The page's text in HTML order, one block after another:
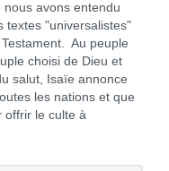
avons entendu
textes "universalistes"
Au peuple
choisi de Dieu et
salut, Isaïe annonce
les nations et que
offrir le culte à